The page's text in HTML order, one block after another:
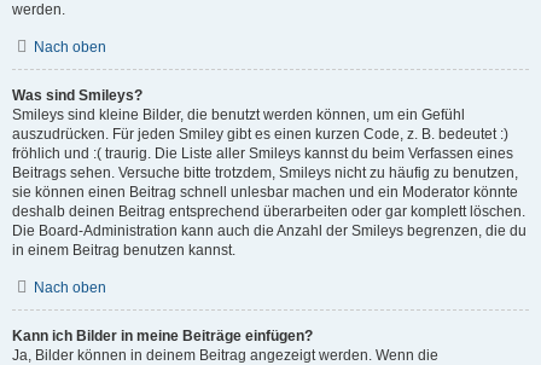
werden.
Nach oben
Was sind Smileys?
Smileys sind kleine Bilder, die benutzt werden können, um ein Gefühl
auszudrücken. Für jeden Smiley gibt es einen kurzen Code, z. B. bedeutet :)
fröhlich und :( traurig. Die Liste aller Smileys kannst du beim Verfassen eines
Beitrags sehen. Versuche bitte trotzdem, Smileys nicht zu häufig zu benutzen,
sie können einen Beitrag schnell unlesbar machen und ein Moderator könnte
deshalb deinen Beitrag entsprechend überarbeiten oder gar komplett löschen.
Die Board-Administration kann auch die Anzahl der Smileys begrenzen, die du
in einem Beitrag benutzen kannst.
Nach oben
Kann ich Bilder in meine Beiträge einfügen?
Ja, Bilder können in deinem Beitrag angezeigt werden. Wenn die